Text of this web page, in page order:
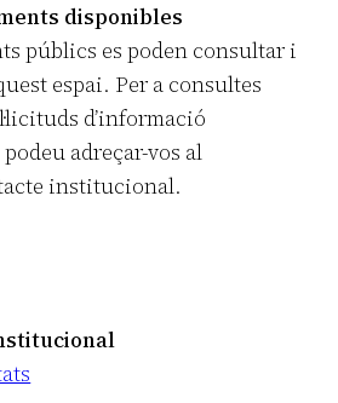
disponibles
públics es poden consultar i
espai. Per a consultes
d’informació
adreçar-vos al
institucional.